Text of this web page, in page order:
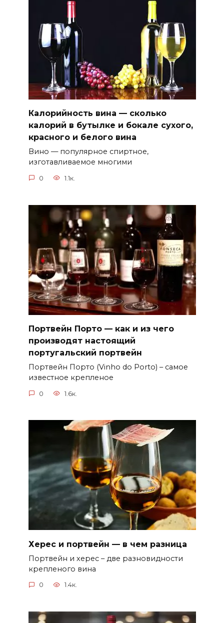
Калорийность вина — сколько
калорий в бутылке и бокале сухого,
красного и белого вина
Вино — популярное спиртное,
изготавливаемое многими
0 1.1к.
Портвейн Порто — как и из чего
производят настоящий
португальский портвейн
Портвейн Порто (Vinho do Porto) – самое
известное крепленое
0 1.6к.
Херес и портвейн — в чем разница
Портвейн и херес – две разновидности
крепленого вина
0 1.4к.